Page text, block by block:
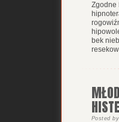
Zgodne
bek
Posted